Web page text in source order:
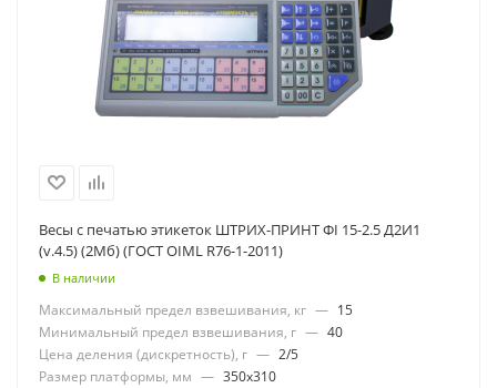
Весы с печатью этикеток ШТРИХ-ПРИНТ ФI 15-2.5 Д2И1
(v.4.5) (2Мб) (ГОСТ OIML R76-1-2011)
В наличии
Максимальный предел взвешивания, кг — 15
Минимальный предел взвешивания, г — 40
Цена деления (дискретность), г — 2/5
Размер платформы, мм — 350x310